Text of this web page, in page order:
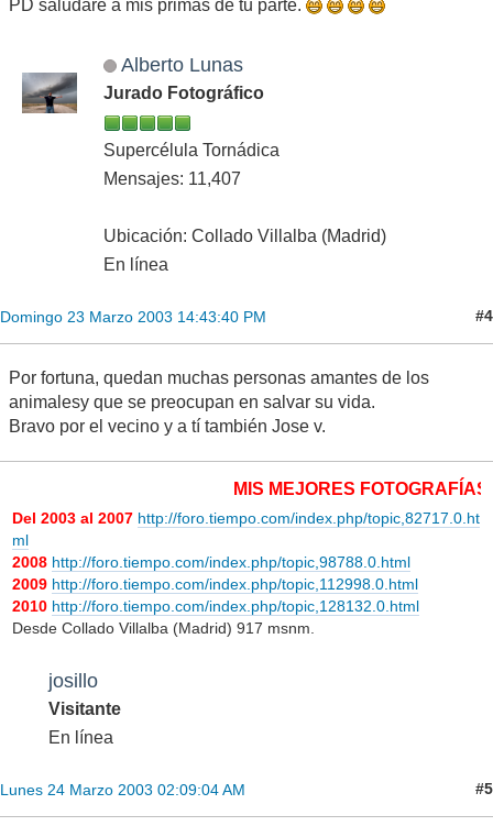
PD saludarè a mis primas de tu parte.
Alberto Lunas
Jurado Fotográfico
Supercélula Tornádica
Mensajes: 11,407
Ubicación: Collado Villalba (Madrid)
En línea
Domingo 23 Marzo 2003 14:43:40 PM #4
Por fortuna, quedan muchas personas amantes de los
animalesy que se preocupan en salvar su vida.
Bravo por el vecino y a tí también Jose v.
MIS MEJORES FOTOGRAFÍAS
Del 2003 al 2007 http://foro.tiempo.com/index.php/topic,82717.0.ht
ml
2008 http://foro.tiempo.com/index.php/topic,98788.0.html
2009 http://foro.tiempo.com/index.php/topic,112998.0.html
2010 http://foro.tiempo.com/index.php/topic,128132.0.html
Desde Collado Villalba (Madrid) 917 msnm.
josillo
Visitante
En línea
Lunes 24 Marzo 2003 02:09:04 AM #5